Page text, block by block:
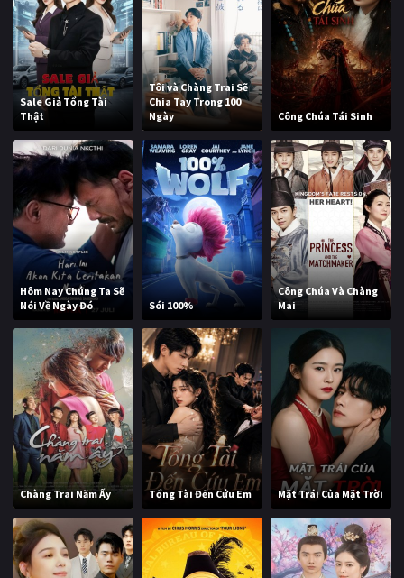
Sale Giả Tổng Tài
Thật
Tôi và Chàng Trai Sẽ
Chia Tay Trong 100
Ngày
Công Chúa Tái Sinh
Hôm Nay Chúng Ta Sẽ
Nói Về Ngày Đó
Sói 100%
Công Chúa Và Chàng
Mai
Chàng Trai Năm Ấy Tổng Tài Đến Cứu Em Mặt Trái Của Mặt Trời